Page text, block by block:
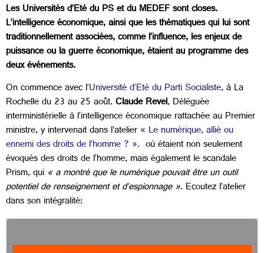
Les Universités d’Eté du PS et du MEDEF sont closes.
L’intelligence économique, ainsi que les thématiques qui lui sont
traditionnellement associées, comme l’influence, les enjeux de
puissance ou la guerre économique, étaient au programme des
deux événements.
On commence avec l’Université d’Eté du Parti Socialiste, à La
Rochelle du 23 au 25 août.Claude Revel, Déléguée
interministérielle à l’intelligence économique rattachée au Premier
ministre, y intervenait dans l’atelier« Le numérique, allié ou
ennemi des droits de l’homme ? ». où étaient non seulement
évoqués des droits de l’homme, mais également le scandale
Prism, qui « a montré que le numérique pouvait être un outil
potentiel de renseignement et d’espionnage ». Ecoutez l’atelier
dans son intégralité: